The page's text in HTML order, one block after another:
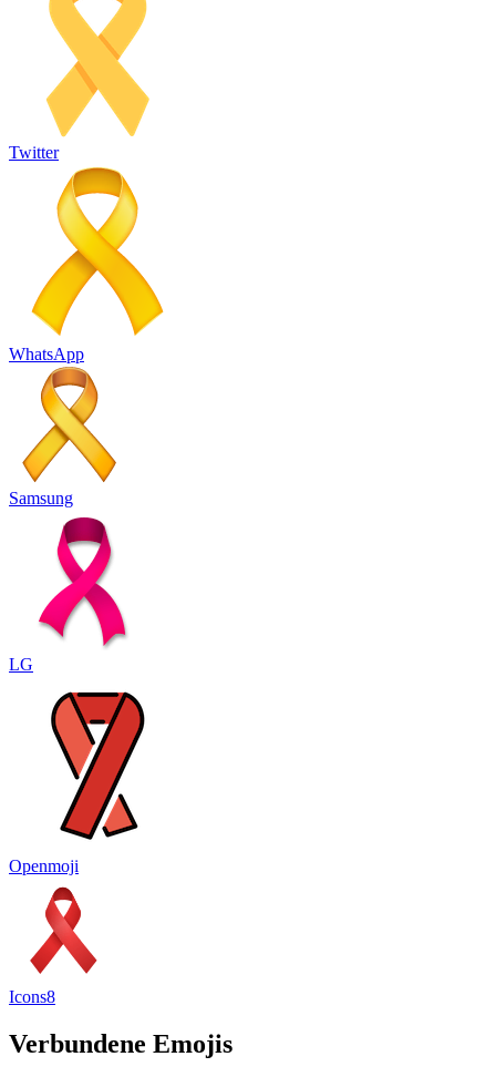
Twitter
WhatsApp
Samsung
LG
Openmoji
Icons8
Verbundene Emojis